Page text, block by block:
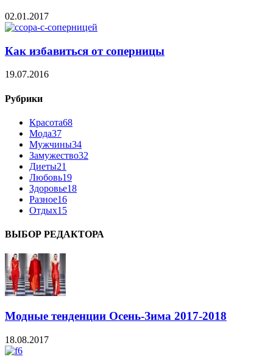
02.01.2017
Как избавиться от соперницы
19.07.2016
Рубрики
Красота68
Мода37
Мужчины34
Замужество32
Диеты21
Любовь19
Здоровье18
Разное16
Отдых15
ВЫБОР РЕДАКТОРА
Модные тенденции Осень-Зима 2017-2018
18.08.2017